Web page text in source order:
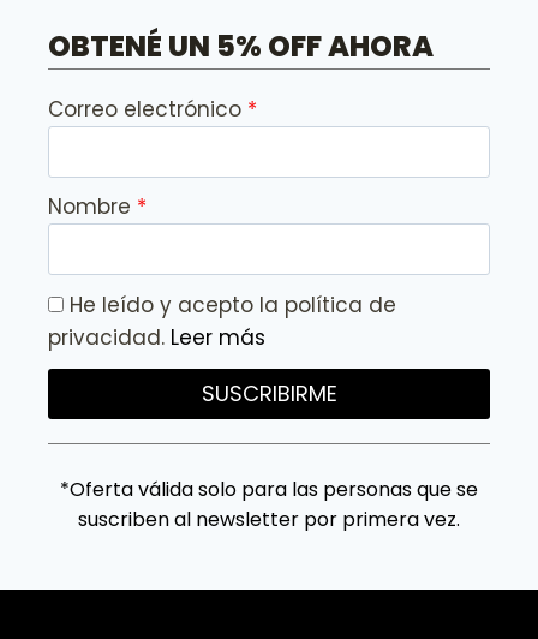
OBTENÉ UN 5% OFF AHORA
Correo electrónico
Nombre
He leído y acepto la política de
privacidad. Leer más
SUSCRIBIRME
*Oferta válida solo para las personas que se
suscriben al newsletter por primera vez.